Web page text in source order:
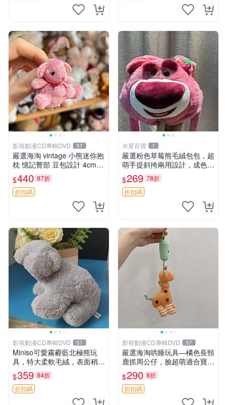
影視動漫CD專輯DVD 57
嚴選海淘 vintage 小熊迷你抱
枕 憶記臀部 豆包設計 4cm
高 推薦收藏 迷你豆包小熊、
高臀部、豆袋抱枕
$440 87折
折扣碼
水星百貨 1
嚴選粉色草莓熊毛絨包包，超
萌手提斜挎兩用設計，成色上
佳容量大 粉紅草莓 毛絨包 超
大容量
$269 78折
折扣碼
影視動漫CD專輯DVD 57
Miniso可愛霧霾藍北極熊玩
具，特大柔軟毛絨，表面稍有
使用痕跡，適合居家擺放 23
CM 毛絨玩具 北極熊 魯班熊
$359 84折
折扣碼
影視動漫CD專輯DVD 57
嚴選海淘哄睡玩具—橘色長頸
鹿抓周公仔，臉超萌適合寶寶
陪伴，中古略有使用痕跡 橘
色 長頸鹿 抓周
$290 8折
折扣碼